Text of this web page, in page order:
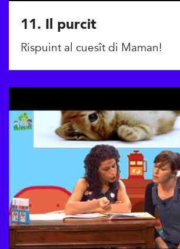
11. Il purcit
Rispuint al cuesît di Maman!